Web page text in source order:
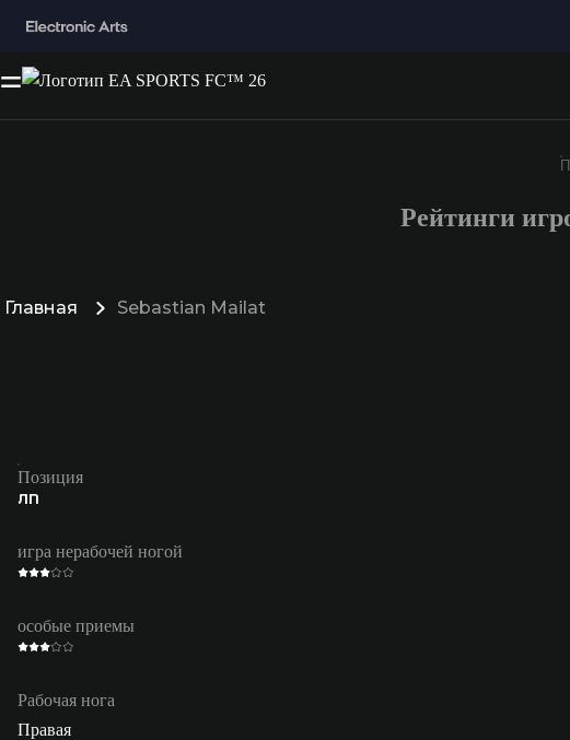
Рейтинги
Главная Sebastian Mailat
Позиция
ЛП
игра нерабочей ногой
особые приемы
Рабочая нога
Правая